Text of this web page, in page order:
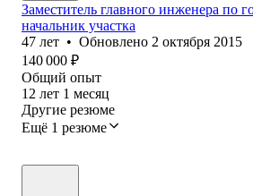
Заместитель главного инженера по
начальник участка
47 лет • Обновлено 2 октября 2015
140 000 ₽
Общий опыт
12 лет 1 месяц
Другие резюме
Ещё 1 резюме